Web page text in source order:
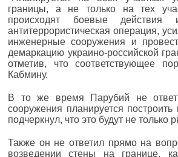
границы, а не только на тех
происходят боевые действия
антитеррористическая операция,
инженерные сооружения и
демаркацию украино-российской
отметив, что соответствующее
Кабмину.
В то же время Парубий не
сооружения планируется
подчеркнул, что это будут не только
Также он не ответил прямо на
возведении стены на границе,